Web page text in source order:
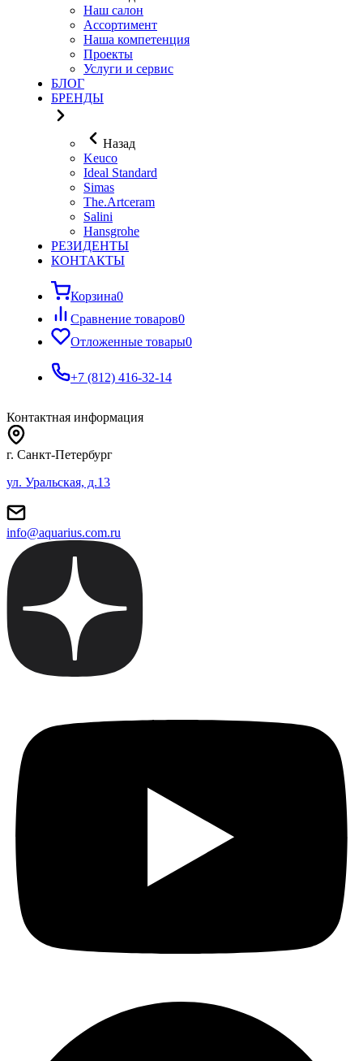
Наш салон
Ассортимент
Наша компетенция
Проекты
Услуги и сервис
БЛОГ
БРЕНДЫ
Назад
Keuco
Ideal Standard
Simas
The.Artceram
Salini
Hansgrohe
РЕЗИДЕНТЫ
КОНТАКТЫ
Корзина0
Сравнение товаров0
Отложенные товары0
+7 (812) 416-32-14
Контактная информация
г. Санкт-Петербург
ул. Уральская, д.13
info@aquarius.com.ru